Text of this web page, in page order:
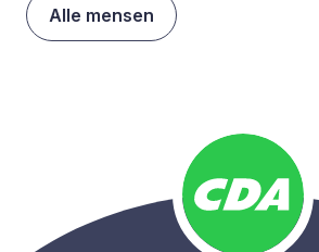
Alle mensen